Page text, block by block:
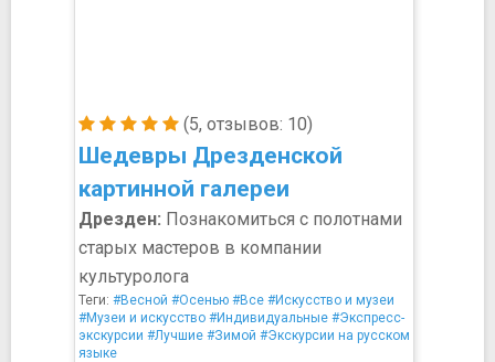
(5, отзывов: 10)
Шедевры Дрезденской
картинной галереи
Дрезден: Познакомиться с полотнами
старых мастеров в компании
культуролога
Теги: #Весной #Осенью #Все #Искусство и музеи
#Музеи и искусство #Индивидуальные #Экспресс-
экскурсии #Лучшие #Зимой #Экскурсии на русском
языке